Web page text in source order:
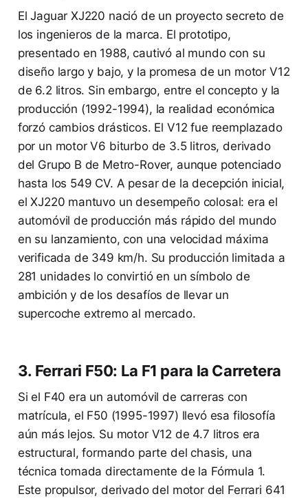
El Jaguar XJ220 nació de un proyecto secreto de
los ingenieros de la marca. El prototipo,
presentado en 1988, cautivó al mundo con su
diseño largo y bajo, y la promesa de un motor V12
de 6.2 litros. Sin embargo, entre el concepto y la
producción (1992-1994), la realidad económica
forzó cambios drásticos. El V12 fue reemplazado
por un motor V6 biturbo de 3.5 litros, derivado
del Grupo B de Metro-Rover, aunque potenciado
hasta los 549 CV. A pesar de la decepción inicial,
el XJ220 mantuvo un desempeño colosal: era el
automóvil de producción más rápido del mundo
en su lanzamiento, con una velocidad máxima
verificada de 349 km/h. Su producción limitada a
281 unidades lo convirtió en un símbolo de
ambición y de los desafíos de llevar un
supercoche extremo al mercado.
3. Ferrari F50: La F1 para la Carretera
Si el F40 era un automóvil de carreras con
matrícula, el F50 (1995-1997) llevó esa filosofía
aún más lejos. Su motor V12 de 4.7 litros era
estructural, formando parte del chasis, una
técnica tomada directamente de la Fórmula 1.
Este propulsor, derivado del motor del Ferrari 641